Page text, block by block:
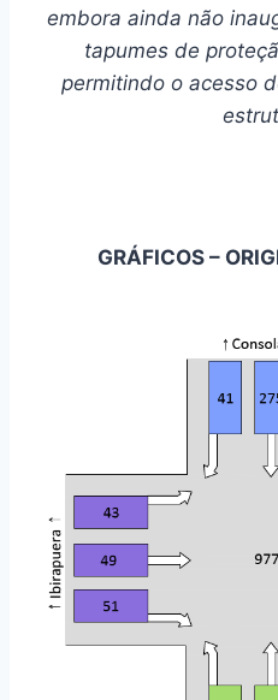
embora ainda não
tapumes de
permitindo o acesso
GRÁFICOS –